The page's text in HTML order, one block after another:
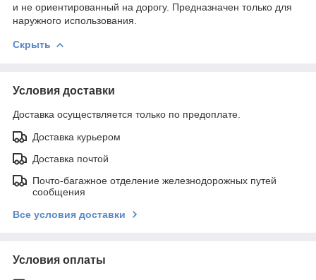
и не ориентированный на дорогу. Предназначен только для
наружного использования.
Скрыть
Условия доставки
Доставка осуществляется только по предоплате.
Доставка курьером
Доставка почтой
Почто-багажное отделение железнодорожных путей
сообщения
Все условия доставки
Условия оплаты